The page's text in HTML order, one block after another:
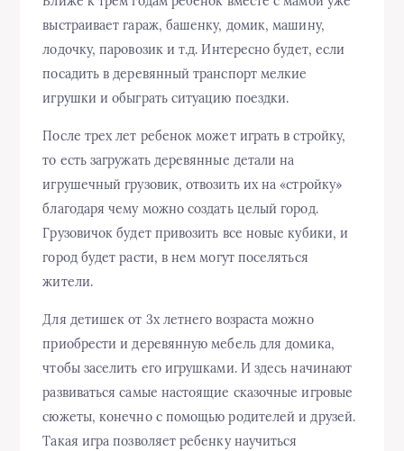
выстраивает гараж, башенку, домик, машину,
лодочку, паровозик и т.д. Интересно будет, если
посадить в деревянный транспорт мелкие
игрушки и обыграть ситуацию поездки.
После трех лет ребенок может играть в стройку,
то есть загружать деревянные детали на
игрушечный грузовик, отвозить их на «стройку»
благодаря чему можно создать целый город.
Грузовичок будет привозить все новые кубики, и
город будет расти, в нем могут поселяться
жители.
Для детишек от 3х летнего возраста можно
приобрести и деревянную мебель для домика,
чтобы заселить его игрушками. И здесь начинают
развиваться самые настоящие сказочные игровые
сюжеты, конечно с помощью родителей и друзей.
Такая игра позволяет ребенку научиться